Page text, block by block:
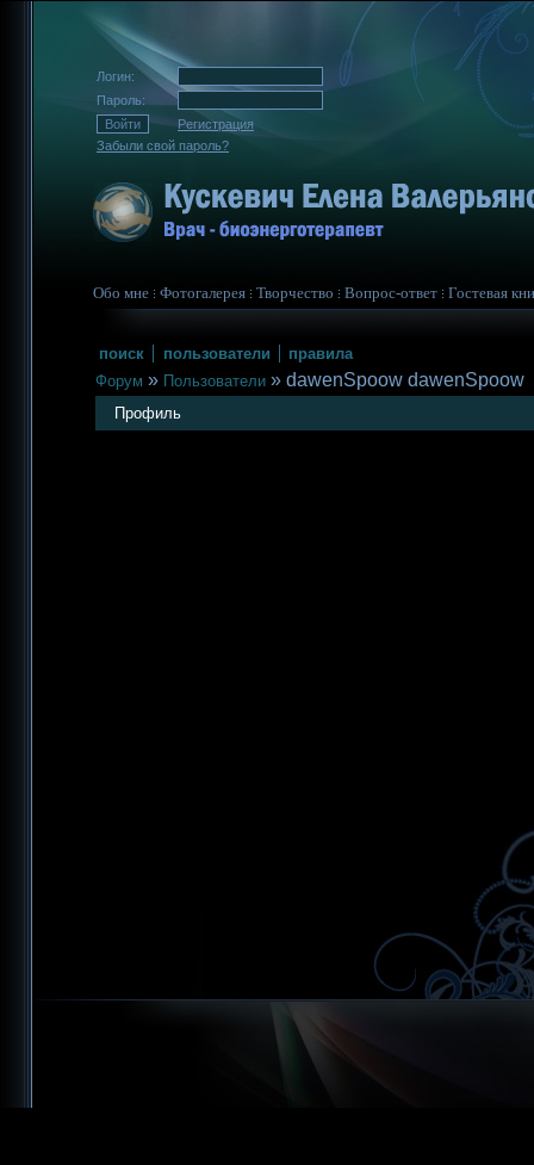
Логин:
Пароль:
Регистрация
Забыли свой пароль?
Обо мне Фотогалерея Творчество Вопрос-ответ Гостевая
поиск пользователи
правила
Форум » Пользователи » dawenSpoow dawenSpoow
Профиль